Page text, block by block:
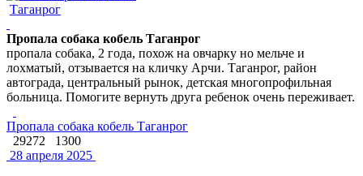
Таганрог
Пропала собака кобель Таганрог
пропала собака, 2 года, похож на овчарку но мельче и
лохматый, отзывается на кличку Арчи. Таганрог, район
автограда, центральный рынок, детская многопрофильная
больница. Помогите вернуть друга ребенок очень переживает.
Пропала собака кобель Таганрог
29272
1300
28 апреля 2025